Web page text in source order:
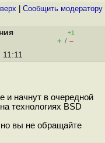
Cообщить модератору
+1
+ / –
и начнут в очередной
технологиях BSD
но вы не обращайте